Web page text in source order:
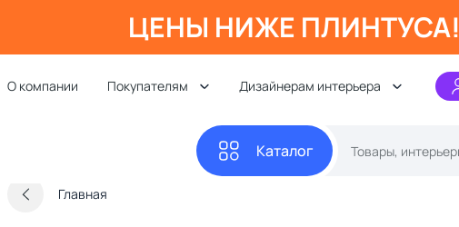
ЦЕНЫ НИЖЕ ПЛИНТУСА!
О компании Покупателям Дизайнерам интерьера
Каталог
Главная